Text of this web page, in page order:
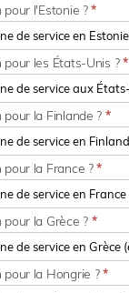
pour l'Estonie ?*
pour les États-Unis ?*
la Finlande ? *
pour la France ?*
la Grèce ? *
pour la Hongrie ?*